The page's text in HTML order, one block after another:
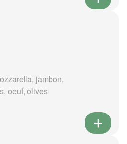
jambon,
oeuf, olives